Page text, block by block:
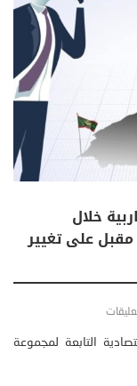
خلال
على تغيير
التابعة لمجموعة